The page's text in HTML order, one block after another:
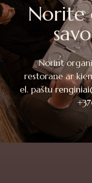
Norite
Norint
restorane ar
el. paštu